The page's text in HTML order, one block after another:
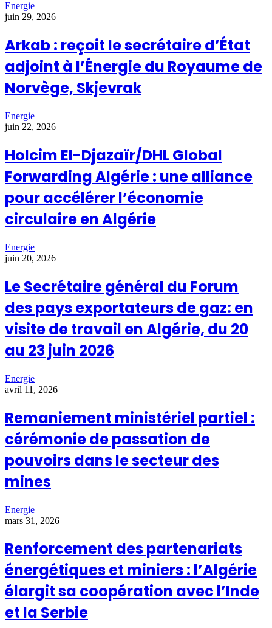
Energie
juin 29, 2026
Arkab : reçoit le secrétaire d’État
adjoint à l’Énergie du Royaume de
Norvège, Skjevrak
Energie
juin 22, 2026
Holcim El-Djazaïr/DHL Global
Forwarding Algérie : une alliance
pour accélérer l’économie
circulaire en Algérie
Energie
juin 20, 2026
Le Secrétaire général du Forum
des pays exportateurs de gaz: en
visite de travail en Algérie, du 20
au 23 juin 2026
Energie
avril 11, 2026
Remaniement ministériel partiel :
cérémonie de passation de
pouvoirs dans le secteur des
mines
Energie
mars 31, 2026
Renforcement des partenariats
énergétiques et miniers : l’Algérie
élargit sa coopération avec l’Inde
et la Serbie